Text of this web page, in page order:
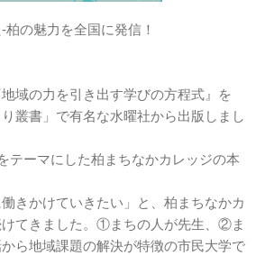
柏の魅力を全国に発信！
域の力を引き出す学びの方程式』を
り叢書」で有名な水曜社から出版しまし
テーマにした柏まちなかカレッジの本
働きかけていきたい」と、柏まちなかカ
けてきました。①まちの人が先生、②ま
ら地域課題の解決が特徴の市民大学で